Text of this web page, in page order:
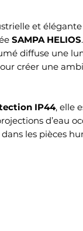
et élégante
SAMPA HELIOS
diffuse une
créer une
IP44, elle
d’eau
les pièces